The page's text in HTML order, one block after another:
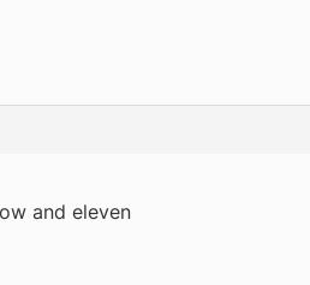
and eleven